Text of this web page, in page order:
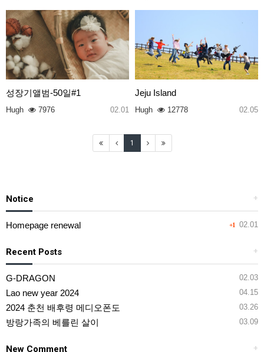
성장기앨범-50일#1
Hugh 7976 02.01
Jeju Island
Hugh 12778 02.05
1
+
Notice
+1 02.01
Homepage renewal
+
Recent Posts
02.03
G-DRAGON
04.15
Lao new year 2024
03.26
2024 춘천 배후령 메디오폰도
03.09
방랑가족의 베를린 살이
+
New Comment